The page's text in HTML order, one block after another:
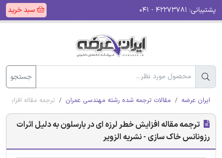
پشتیبانی: سبد خرید
جستجو
ایران عرضه مقالات ترجمه شده رشته مهندسی عمران ترجمه مقاله
ترجمه مقاله افزایش خطر لرزه ای در بارسلون به دلیل اثرات
رزونانس خاک سازی - نشریه الزویر